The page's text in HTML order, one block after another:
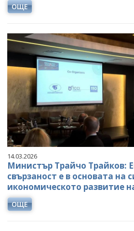
ОЩЕ
14.03.2026
Министър Трайчо Трайков:
свързаност е в основата на
икономическото развитие
ОЩЕ